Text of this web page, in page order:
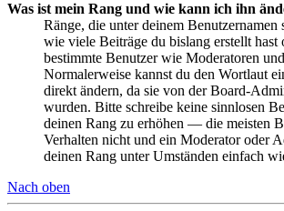
Was ist mein Rang und wie kann ich ihn
Ränge, die unter deinem Benutzernamen
wie viele Beiträge du bislang erstellt hast
bestimmte Benutzer wie Moderatoren
Normalerweise kannst du den Wortlaut
direkt ändern, da sie von der Board-
wurden. Bitte schreibe keine sinnlosen
deinen Rang zu erhöhen — die meisten
Verhalten nicht und ein Moderator oder
deinen Rang unter Umständen einfach
Nach oben